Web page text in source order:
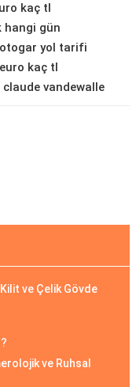
kaç tl
hangi gün
yol tarifi
kaç tl
vandewalle
Kilit ve Çelik Gövde
ve Ruhsal